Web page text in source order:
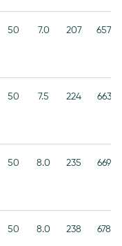
50 7.0 207 657
50 7.5 224 663
50 8.0 235 669
50 8.0 238 678